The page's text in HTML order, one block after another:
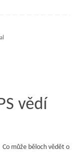
vědí
Co může běloch vědět o